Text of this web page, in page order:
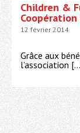
Children &
12 février 2014
Grâce aux
l’association